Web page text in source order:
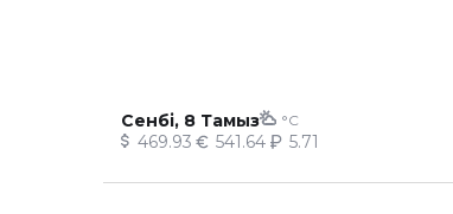
Сенбі, 8 Тамыз °C
469.93 541.64 5.71